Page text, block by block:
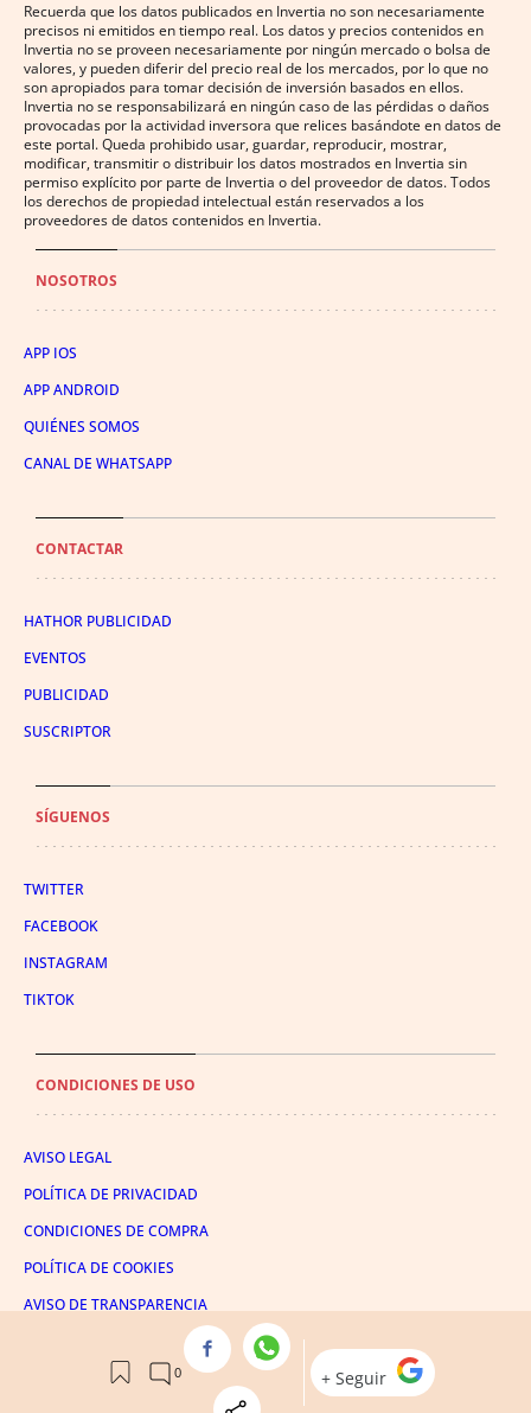
Recuerda que los datos publicados en Invertia no son necesariamente
precisos ni emitidos en tiempo real. Los datos y precios contenidos en
Invertia no se proveen necesariamente por ningún mercado o bolsa de
valores, y pueden diferir del precio real de los mercados, por lo que no
son apropiados para tomar decisión de inversión basados en ellos.
Invertia no se responsabilizará en ningún caso de las pérdidas o daños
provocadas por la actividad inversora que relices basándote en datos de
este portal. Queda prohibido usar, guardar, reproducir, mostrar,
modificar, transmitir o distribuir los datos mostrados en Invertia sin
permiso explícito por parte de Invertia o del proveedor de datos. Todos
los derechos de propiedad intelectual están reservados a los
proveedores de datos contenidos en Invertia.
NOSOTROS
APP IOS
APP ANDROID
QUIÉNES SOMOS
CANAL DE WHATSAPP
CONTACTAR
HATHOR PUBLICIDAD
EVENTOS
PUBLICIDAD
SUSCRIPTOR
SÍGUENOS
TWITTER
FACEBOOK
INSTAGRAM
TIKTOK
CONDICIONES DE USO
AVISO LEGAL
POLÍTICA DE PRIVACIDAD
CONDICIONES DE COMPRA
POLÍTICA DE COOKIES
AVISO DE TRANSPARENCIA
ADMINISTRACIÓN UTIQ